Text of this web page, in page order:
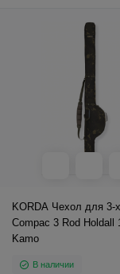
KORDA Чехол для
Compac 3 Rod Holdall
Kamo
В наличии